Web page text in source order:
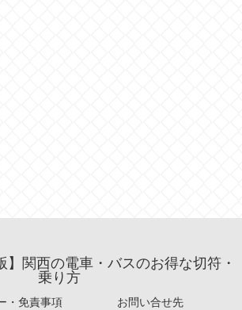
】関西の電車・バスのお得な切符・
乗り方
・免責事項 お問い合せ先